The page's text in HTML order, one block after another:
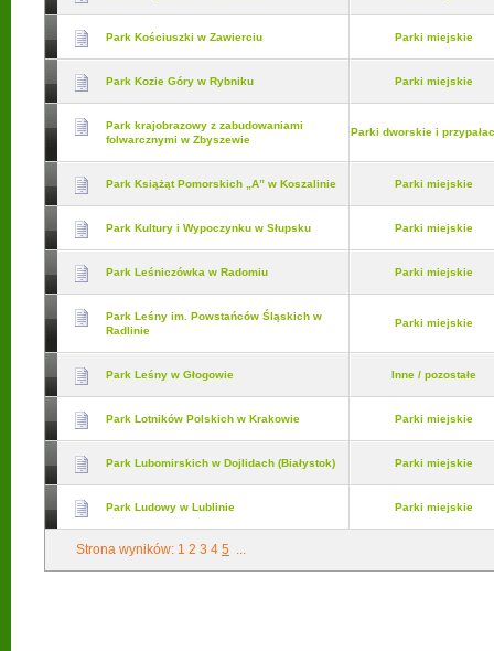
Park Kościuszki w Zawierciu Parki miejskie
Park Kozie Góry w Rybniku Parki miejskie
Park krajobrazowy z zabudowaniami
folwarcznymi w Zbyszewie
Parki dworskie i
Park Książąt Pomorskich „A” w Koszalinie Parki miejskie
Park Kultury i Wypoczynku w Słupsku Parki miejskie
Park Leśniczówka w Radomiu Parki miejskie
Park Leśny im. Powstańców Śląskich w
Radlinie
Parki miejskie
Park Leśny w Głogowie Inne / pozostałe
Park Lotników Polskich w Krakowie Parki miejskie
Park Lubomirskich w Dojlidach (Białystok) Parki miejskie
Park Ludowy w Lublinie Parki miejskie
Strona wyników: 1 2 3 4 5 ...